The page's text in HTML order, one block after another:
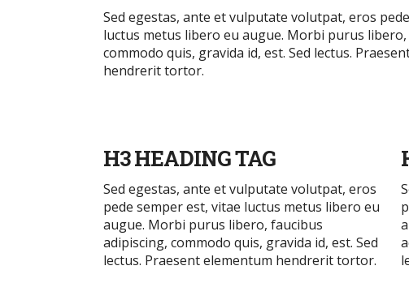
Sed egestas, ante et vulputate volutpat, eros
luctus metus libero eu augue. Morbi purus
commodo quis, gravida id, est. Sed lectus.
hendrerit tortor.
H3 HEADING TAG
Sed egestas, ante et vulputate volutpat, eros
pede semper est, vitae luctus metus libero eu
augue. Morbi purus libero, faucibus
adipiscing, commodo quis, gravida id, est. Sed
lectus. Praesent elementum hendrerit tortor.